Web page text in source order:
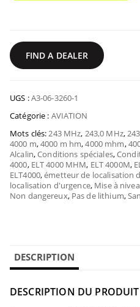
FIND A DEALER
UGS :A3-06-3260-1
Catégorie : AVIATION
Mots clés:243 MHz, 243,0 MHz,
4000 m,4000 m hm,4000 mhm,
Alcalin,Conditions spéciales,
4000, ELT 4000 MHM, ELT 4000M,
ELT4000,émetteur de localisation
localisation d'urgence, Mise à
Non dangereux, Pas de lithium,
DESCRIPTION
DESCRIPTION DU PRODUIT